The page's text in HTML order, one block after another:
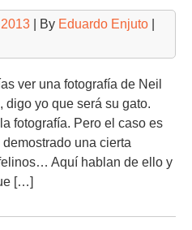
| By Eduardo Enjuto
ver una fotografía de Neil
digo yo que será su gato.
fotografía. Pero el caso es
una cierta
Aquí hablan de ello y
[…]